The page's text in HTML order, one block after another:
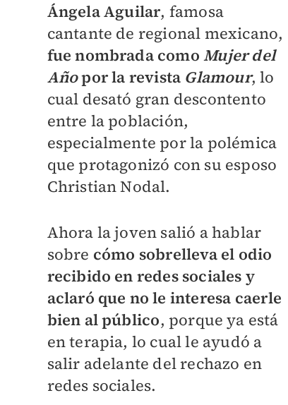
Ángela Aguilar, famosa
cantante de regional mexicano,
fue nombrada comoMujer del
Añopor la revista Glamour, lo
cual desató gran descontento
entre la población,
especialmente por la polémica
que protagonizó con su esposo
Christian Nodal.
Ahora la joven salió a hablar
sobre cómo sobrelleva el odio
recibido en redes sociales y
aclaró que no le interesa caerle
bien al público, porque ya está
en terapia, lo cual le ayudó a
salir adelante del rechazo en
redes sociales.